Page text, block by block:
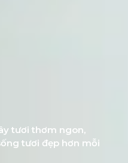
tươi thơm ngon,
tươi đẹp hơn mỗi